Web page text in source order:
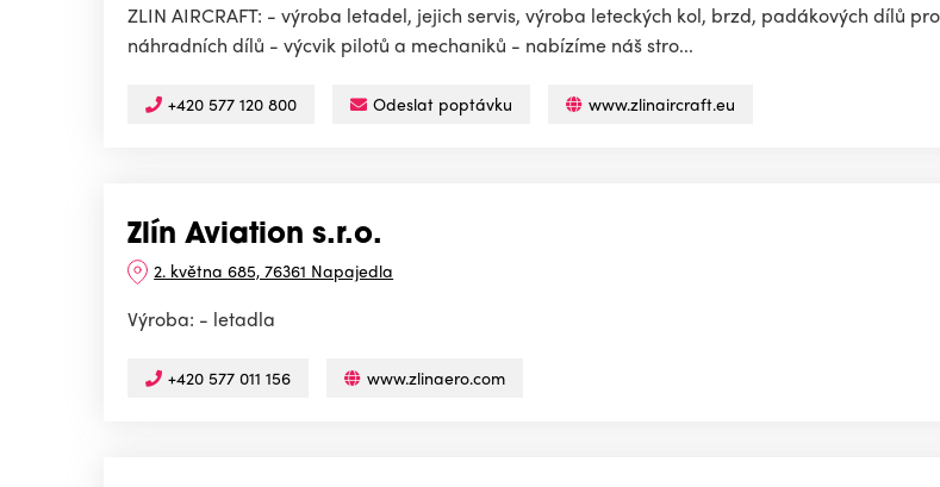
ZLIN AIRCRAFT: - výroba letadel, jejich servis, výroba leteckých kol, brzd, padákových dílů
náhradních dílů - výcvik pilotů a mechaniků - nabízíme náš stro...
+420 577 120 800 Odeslat poptávku www.zlinaircraft.eu
Zlín Aviation s.r.o.
2. května 685, 76361 Napajedla
Výroba: - letadla
+420 577 011 156 www.zlinaero.com